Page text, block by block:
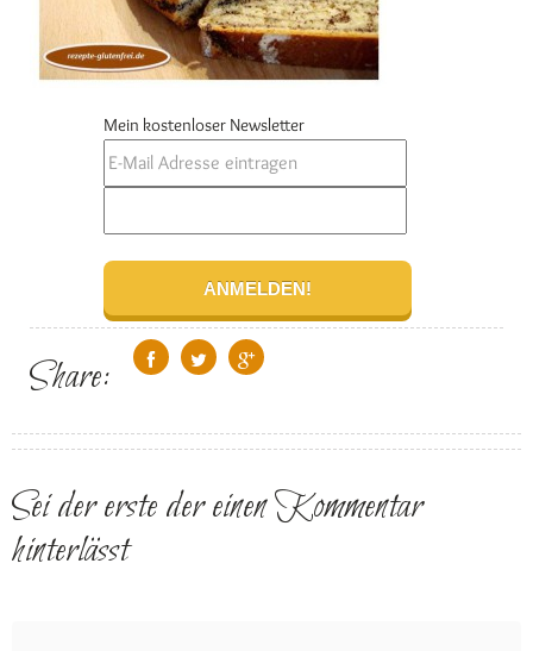
Mein kostenloser Newsletter
Share:
Sei der erste der einen Kommentar
hinterlässt